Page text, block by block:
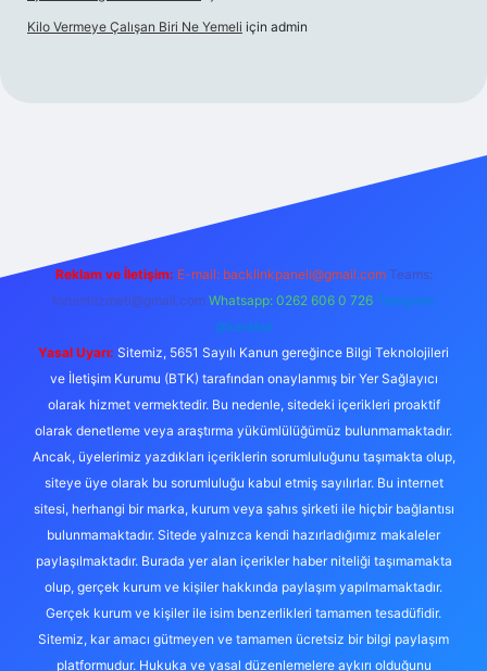
Kilo Vermeye Çalışan Biri Ne Yemeli için admin
Reklam ve İletişim: E-mail: backlinkpaneli@gmail.com Teams:
forumhizmeti@gmail.com Whatsapp: 0262 606 0 726 Telegram:
@karabul
Yasal Uyarı: Sitemiz, 5651 Sayılı Kanun gereğince Bilgi Teknolojileri
ve İletişim Kurumu (BTK) tarafından onaylanmış bir Yer Sağlayıcı
olarak hizmet vermektedir. Bu nedenle, sitedeki içerikleri proaktif
olarak denetleme veya araştırma yükümlülüğümüz bulunmamaktadır.
Ancak, üyelerimiz yazdıkları içeriklerin sorumluluğunu taşımakta olup,
siteye üye olarak bu sorumluluğu kabul etmiş sayılırlar. Bu internet
sitesi, herhangi bir marka, kurum veya şahıs şirketi ile hiçbir bağlantısı
bulunmamaktadır. Sitede yalnızca kendi hazırladığımız makaleler
paylaşılmaktadır. Burada yer alan içerikler haber niteliği taşımamakta
olup, gerçek kurum ve kişiler hakkında paylaşım yapılmamaktadır.
Gerçek kurum ve kişiler ile isim benzerlikleri tamamen tesadüfidir.
Sitemiz, kar amacı gütmeyen ve tamamen ücretsiz bir bilgi paylaşım
platformudur. Hukuka ve yasal düzenlemelere aykırı olduğunu